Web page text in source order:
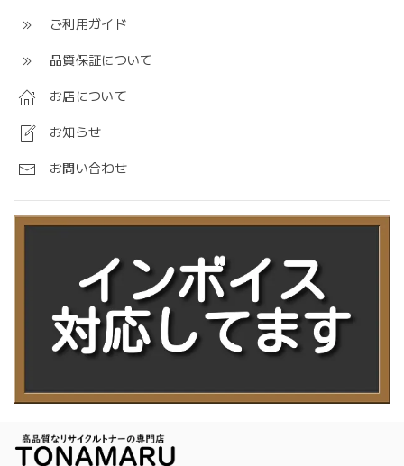
ご利用ガイド
品質保証について
お店について
お知らせ
お問い合わせ